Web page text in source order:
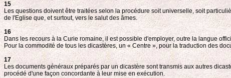
15
Les questions doivent être traitées selon la procédure soit universelle, soit
de l'Eglise que, et surtout, vers le salut des âmes.
16
Dans les recours à la Curie romaine, il est possible d'employer, outre la langue
Pour la commodité de tous les dicastères, un « Centre », pour la traduction des
17
Les documents généraux préparés par un dicastère sont transmis aux autres
procédé d'une façon concordante à leur mise en exécution.